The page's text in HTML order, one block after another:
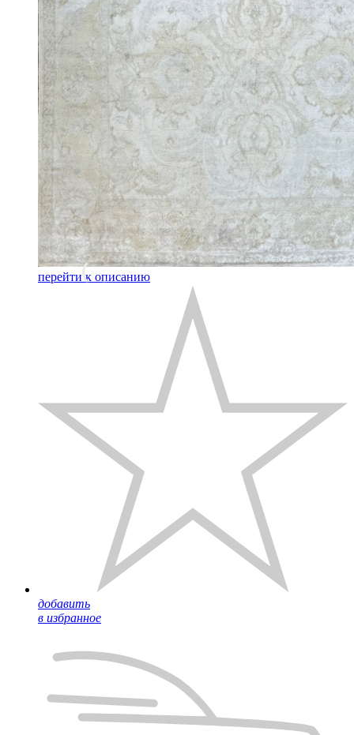
перейти к описанию
добавить
в избранное